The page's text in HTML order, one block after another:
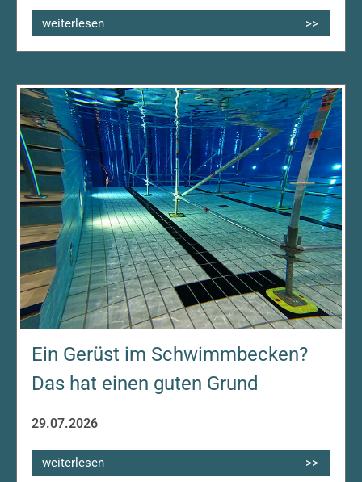
weiterlesen
Ein Gerüst im Schwimmbecken?
Das hat einen guten Grund
29.07.2026
weiterlesen